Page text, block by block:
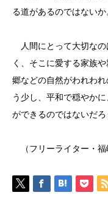
る道があるのではないか
人間にとって大切なの
く、そこに愛する家族
郷などの自然がわれわ
う少し、平和で穏やか
ができるのではないだろ
（フリーライター・福